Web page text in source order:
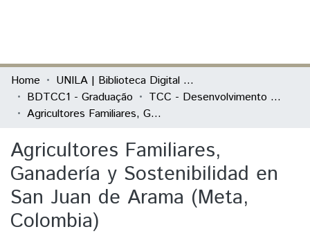
Communities & Collections
All of DSpace
Home
UNILA | Biblioteca Digital de Trabalhos de Conclusão de Curso
BDTCC1 - Graduação
TCC - Desenvolvimento Rural e Segurança Alimentar
Agricultores Familiares, Ganadería y Sostenibilidad en San Juan de Arama (Meta, Colombia)
Agricultores Familiares,
Ganadería y Sostenibilidad en
San Juan de Arama (Meta,
Colombia)